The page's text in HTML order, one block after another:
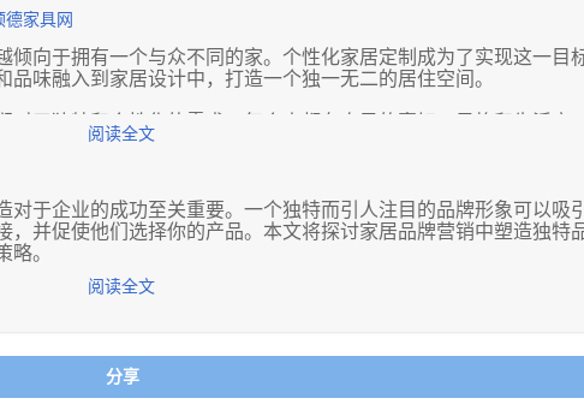
家具网
倾向于拥有一个与众不同的家。个性化家居定制成为了实现这一目
味融入到家居设计中，打造一个独一无二的居住空间。
对于独特和个性化的需求。每个人都有自己的喜好、风格和生活方
些个性化的要求。通过定制，我们可以根据自己的心意选择家具的款
，将自己的想法变为现实。
个家居空间的布局和设计。例如，根据家庭成员的习惯和需求，定
者在厨房设计中，根据个人烹饪习惯定制功能齐全的厨房设备。这
能让我们的生活更加便利和舒适。
味和风格。一个家不仅仅是居住的地方，也是我们个性和情感的延
独特，它更注重的是与居住者的情感连接。一个独一无二的家应该是
定制过程中，可以融入家人的喜好和回忆，打造出充满情感共鸣的
阅读全文
于企业的成功至关重要。一个独特而引人注目的品牌形象可以吸引
，并促使他们选择你的产品。本文将探讨家居品牌营销中塑造独特
略。
多竞争对手中脱颖而出。在消费者面对众多选择时，一个与众不同的
入了解目标消费者的需求和偏好。通过市场调研和消费者洞察，企业
他们在生活方式、审美和价值观等方面的特点。基于这些了解，企
阅读全文
分享